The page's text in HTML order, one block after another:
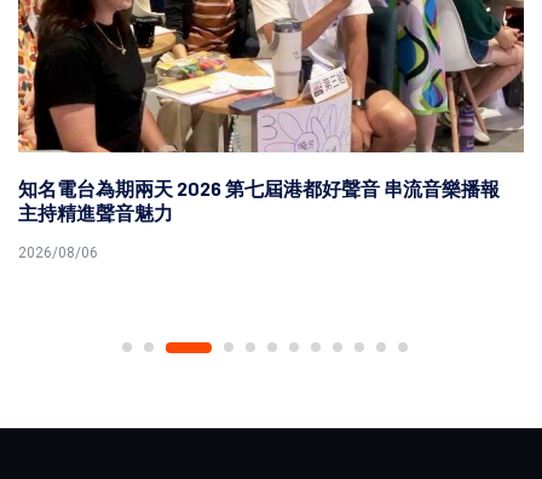
知名電台為期兩天 2026 第七屆港都好聲音 串流音樂播報
主持精進聲音魅力
2026/08/06